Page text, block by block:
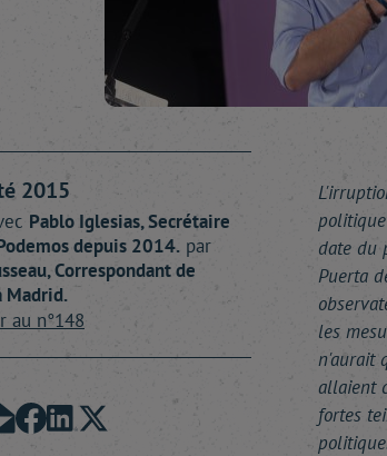
2015
Pablo Iglesias, Secrétaire
depuis 2014. par
, Correspondant de
Madrid.
au n°148
date du
Puerta
les
n'aurait
allaient
fortes